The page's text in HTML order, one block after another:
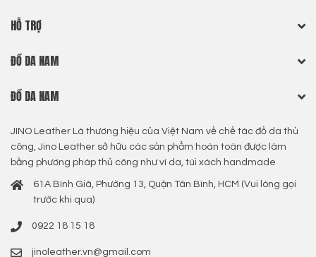
HỖ TRỢ
ĐỒ DA NAM
ĐỒ DA NAM
JINO Leather Là thương hiệu của Việt Nam về chế tác đồ da thủ
công, Jino Leather sở hữu các sản phẩm hoàn toàn được làm
bằng phương pháp thủ công như ví da, túi xách handmade
61A Bình Giã, Phường 13, Quận Tân Bình, HCM (Vui lòng gọi
trước khi qua)
0922 18 15 18
jinoleather.vn@gmail.com